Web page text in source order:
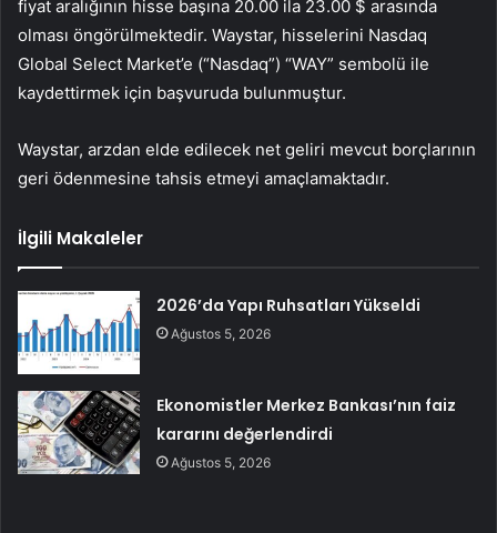
fiyat aralığının hisse başına 20.00 ila 23.00 $ arasında
olması öngörülmektedir. Waystar, hisselerini Nasdaq
Global Select Market’e (“Nasdaq”) “WAY” sembolü ile
kaydettirmek için başvuruda bulunmuştur.
Waystar, arzdan elde edilecek net geliri mevcut borçlarının
geri ödenmesine tahsis etmeyi amaçlamaktadır.
İlgili Makaleler
2026’da Yapı Ruhsatları Yükseldi
Ağustos 5, 2026
Ekonomistler Merkez Bankası’nın faiz
kararını değerlendirdi
Ağustos 5, 2026